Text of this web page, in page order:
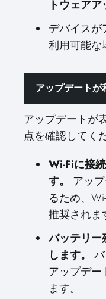
トウェア
デバイスが
利用可能な
アップデート
アップデートが
点を確認してく
Wi-Fiに接
す。
アッ
るため、
推奨されま
バッテリー
します。
アップデー
ます。